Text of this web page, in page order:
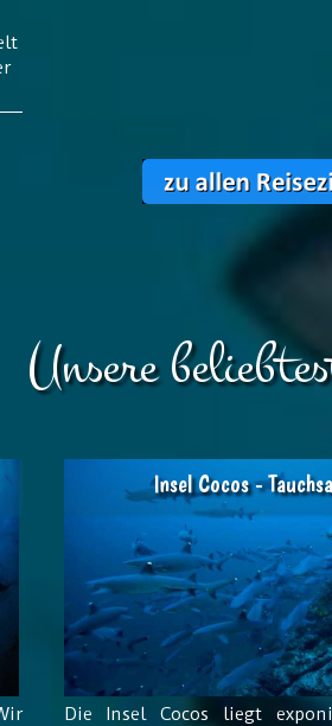
Unsere
Insel Cocos -
Die Insel Cocos liegt